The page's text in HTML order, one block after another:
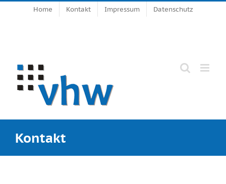
Zum
Home Kontakt Impressum Datenschutz
Kontakt